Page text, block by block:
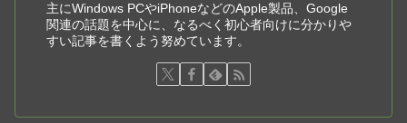
主にWindows PCやiPhoneなどのApple製品、Google
関連の話題を中心に、なるべく初心者向けに分かりや
すい記事を書くよう努めています。